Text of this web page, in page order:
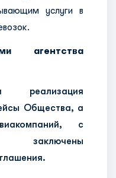
услуги в
агентства
реализация
Общества, а
с